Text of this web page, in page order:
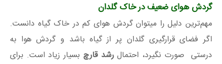
گردش هوای ضعیف در خاک گلدان
مهم‌ترین دلیل را میتوان گردش هوای کم در خاک گیاه دانست.
اگر فضای قرارگیری گلدان پر از گیاه باشد و گردش هوا به
درستی صورت نگیرد، احتمالرشد قارچ بسیار زیاد است. برای